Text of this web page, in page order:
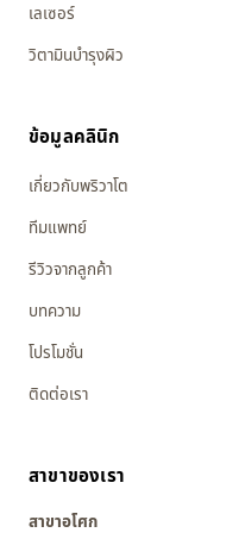
เลเซอร์
วิตามินบำรุงผิว
ข้อมูลคลินิก
เกี่ยวกับพริวาโต
ทีมแพทย์
รีวิวจากลูกค้า
บทความ
โปรโมชั่น
ติดต่อเรา
สาขาของเรา
สาขาอโศก